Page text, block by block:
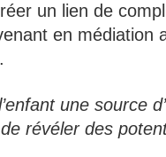
un lien de
en médiation
une source
révéler des